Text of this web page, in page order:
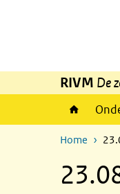
RIVM De
Home